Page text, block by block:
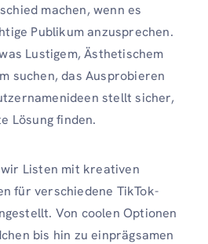
machen, wenn es
Publikum anzusprechen.
Lustigem, Ästhetischem
suchen, das Ausprobieren
stellt sicher,
Lösung finden.
Listen mit kreativen
für verschiedene TikTok-
Von coolen Optionen
bis hin zu einprägsamen